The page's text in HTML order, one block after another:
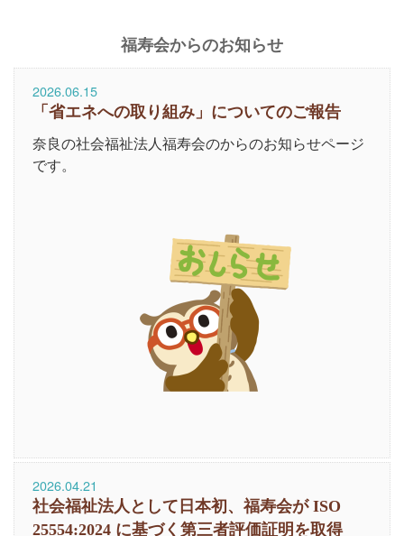
福寿会からのお知らせ
2026.06.15
「省エネへの取り組み」についてのご報告
奈良の社会福祉法人福寿会のからのお知らせページ
です。
2026.04.21
社会福祉法人として日本初、福寿会が ISO
25554:2024 に基づく第三者評価証明を取得